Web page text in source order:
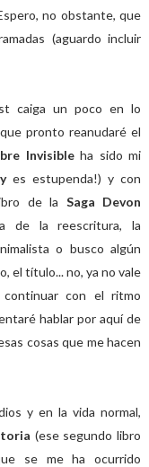
no obstante, que
(aguardo incluir
caiga un poco en lo
pronto reanudaré el
Invisibleha sido mi
es estupenda!) y con
de la Saga Devon
de la reescritura, la
o busco algún
el título... no, ya no vale
con el ritmo
hablar por aquí de
cosas que me hacen
y en la vida normal,
(ese segundo libro
se me ha ocurrido